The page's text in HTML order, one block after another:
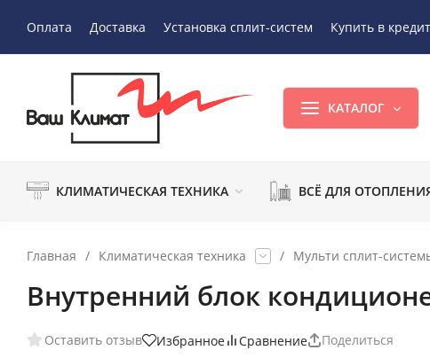
Оплата Доставка Установка сплит-систем Купить в кредит
КАТАЛОГ
КЛИМАТИЧЕСКАЯ ТЕХНИКА ВСЁ ДЛЯ
Главная / Климатическая техника / Мульти сплит-
Внутренний блок
Оставить отзыв Избранное Сравнение Поделиться